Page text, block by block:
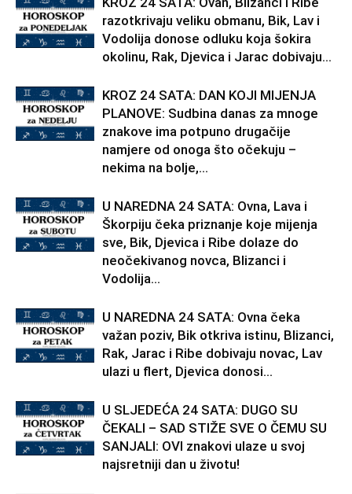
razotkrivaju veliku obmanu, Bik, Lav i
Vodolija donose odluku koja šokira
okolinu, Rak, Djevica i Jarac dobivaju...
KROZ 24 SATA: DAN KOJI MIJENJA
PLANOVE: Sudbina danas za mnoge
znakove ima potpuno drugačije
namjere od onoga što očekuju –
nekima na bolje,...
U NAREDNA 24 SATA: Ovna, Lava i
Škorpiju čeka priznanje koje mijenja
sve, Bik, Djevica i Ribe dolaze do
neočekivanog novca, Blizanci i
Vodolija...
U NAREDNA 24 SATA: Ovna čeka
važan poziv, Bik otkriva istinu, Blizanci,
Rak, Jarac i Ribe dobivaju novac, Lav
ulazi u flert, Djevica donosi...
U SLJEDEĆA 24 SATA: DUGO SU
ČEKALI – SAD STIŽE SVE O ČEMU SU
SANJALI: OVI znakovi ulaze u svoj
najsretniji dan u životu!